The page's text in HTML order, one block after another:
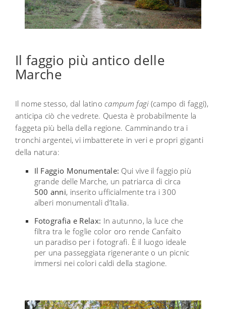
Il faggio più antico delle
Marche
Il nome stesso, dal latinocampum fagi(campo di faggi),
anticipa ciò che vedrete. Questa è probabilmente la
faggeta più bella della regione. Camminando tra i
tronchi argentei, vi imbatterete in veri e propri giganti
della natura:
Il Faggio Monumentale: Qui vive il faggio più
grande delle Marche, un patriarca di circa
500 anni, inserito ufficialmente tra i 300
alberi monumentali d’Italia.
Fotografia e Relax: In autunno, la luce che
filtra tra le foglie color oro rende Canfaito
un paradiso per i fotografi. È il luogo ideale
per una passeggiata rigenerante o un picnic
immersi nei colori caldi della stagione.